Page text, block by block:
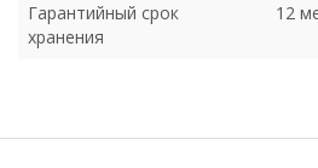
Гарантийный срок
хранения
12